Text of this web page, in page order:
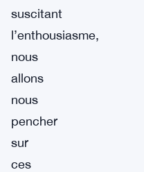
suscitant
l’enthousiasme,
nous
allons
nous
pencher
sur
ces